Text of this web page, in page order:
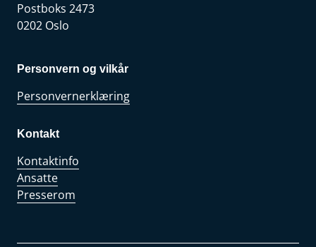
Postboks 2473
0202 Oslo
Personvern og vilkår
Personvernerklæring
Kontakt
Kontaktinfo
Ansatte
Presserom